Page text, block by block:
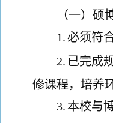
（一）硕
1.必须符
2. 已完成
修课程，培养
3. 本校与